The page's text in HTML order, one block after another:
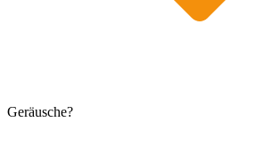
Geräusche?